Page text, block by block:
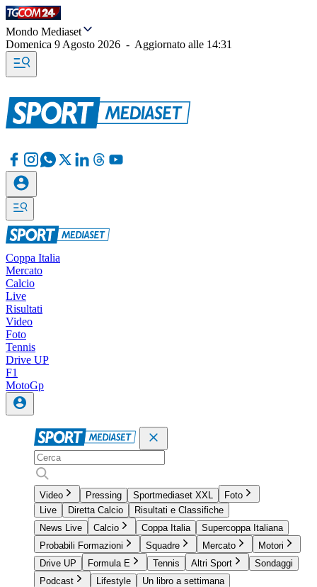
Mondo Mediaset
Domenica 9 Agosto 2026 - Aggiornato alle 14:31
Coppa Italia
Mercato
Calcio
Live
Risultati
Video
Foto
Tennis
Drive UP
F1
MotoGp
Video Pressing Sportmediaset XXL
Foto
Live
Diretta Calcio
Risultati e Classifiche
News Live
Calcio Coppa Italia
Supercoppa Italiana
Probabili Formazioni
Squadre Mercato
Motori
Drive UP
Formula E Tennis Altri Sport
Sondaggi
Podcast
Lifestyle
Un libro a settimana